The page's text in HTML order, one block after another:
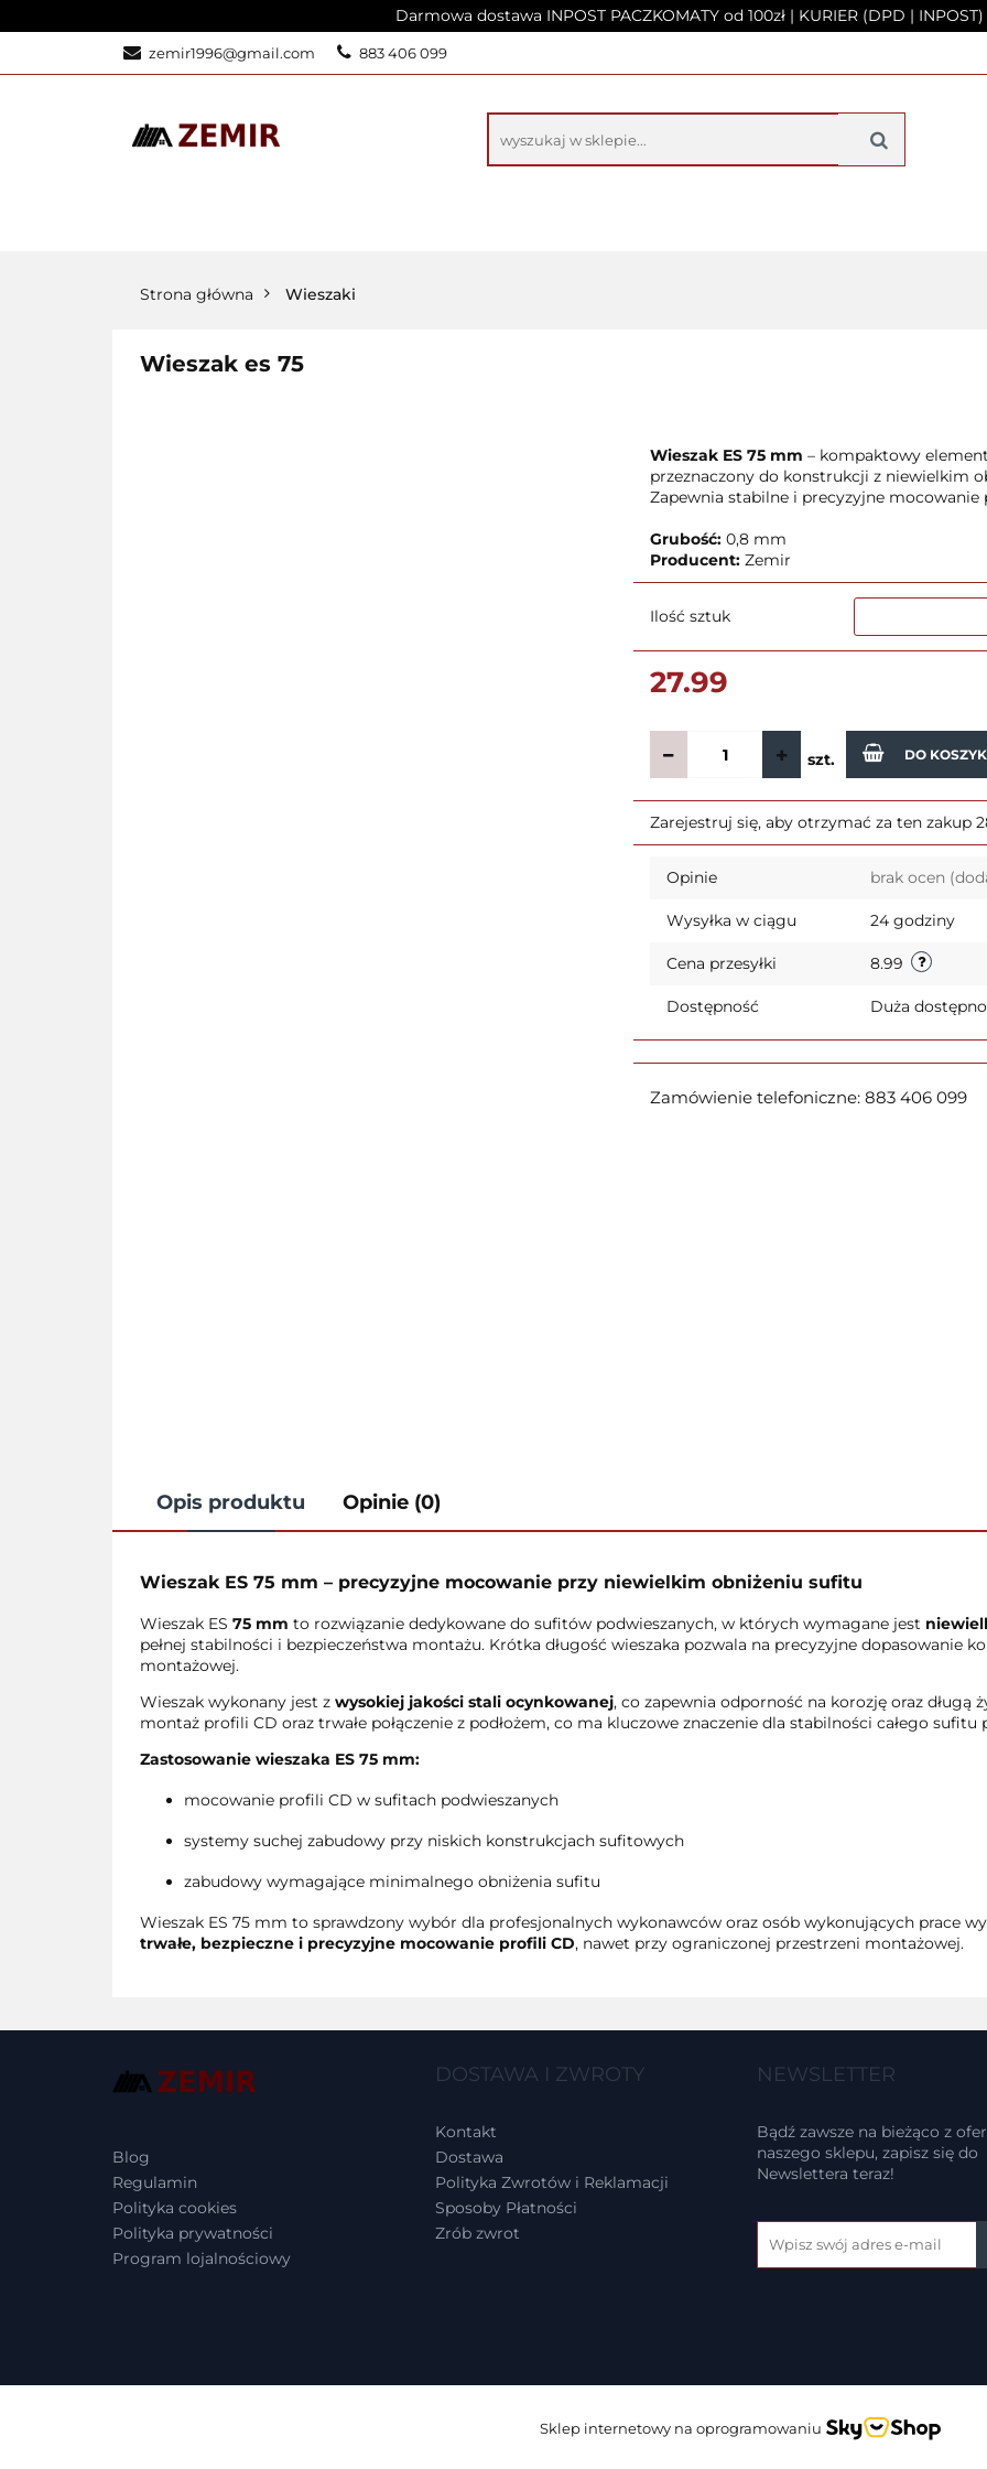
Darmowa dostawa INPOST PACZKOMATY od 100zł | KURIER (DPD | INPOST)
zemir1996@gmail.com 883 406 099
STRONA GŁÓWNA PRODUKTY O FIRMIE KONTAKT
Strona główna Wieszaki
Wieszak es 75
Wieszak ES 75 mm – kompaktowy
przeznaczony do konstrukcji z niewielkim
Zapewnia stabilne i precyzyjne mocowanie
Grubość:0,8 mm
Producent:Zemir
Ilość sztuk
27.99
szt. DO
Zarejestruj się, aby otrzymać za ten zakup
Opinie brak ocen
Wysyłka w ciągu 24 godziny
Cena przesyłki 8.99
Dostępność Duża
Zamówienie telefoniczne: 883 406 099
Opis produktu Opinie (0)
Wieszak ES 75 mm – precyzyjne mocowanie przy niewielkim obniżeniu sufitu
Wieszak ES 75 mm to rozwiązanie dedykowane do sufitów podwieszanych, w których wymagane jest
pełnej stabilności i bezpieczeństwa montażu. Krótka długość wieszaka pozwala na precyzyjne dopasowanie
montażowej.
Wieszak wykonany jest z wysokiej jakości stali ocynkowanej, co zapewnia odporność na korozję oraz
montaż profili CD oraz trwałe połączenie z podłożem, co ma kluczowe znaczenie dla stabilności całego sufitu
Zastosowanie wieszaka ES 75 mm:
mocowanie profili CD w sufitach podwieszanych
systemy suchej zabudowy przy niskich konstrukcjach sufitowych
zabudowy wymagające minimalnego obniżenia sufitu
Wieszak ES 75 mm to sprawdzony wybór dla profesjonalnych wykonawców oraz osób wykonujących prace
trwałe, bezpieczne i precyzyjne mocowanie profili CD, nawet przy ograniczonej przestrzeni montażowej.
Blog
Regulamin
Polityka cookies
Polityka prywatności
Program lojalnościowy
DOSTAWA I ZWROTY
Kontakt
Dostawa
Polityka Zwrotów i Reklamacji
Sposoby Płatności
Zrób zwrot
NEWSLETTER
Bądź zawsze na bieżąco z
naszego sklepu, zapisz się do
Newslettera teraz!
Sklep internetowy na oprogramowaniu